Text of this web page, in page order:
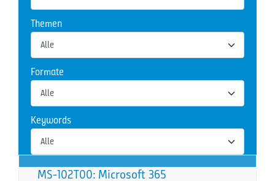
Themen
Formate
Keywords
MS-102T00: Microsoft 365